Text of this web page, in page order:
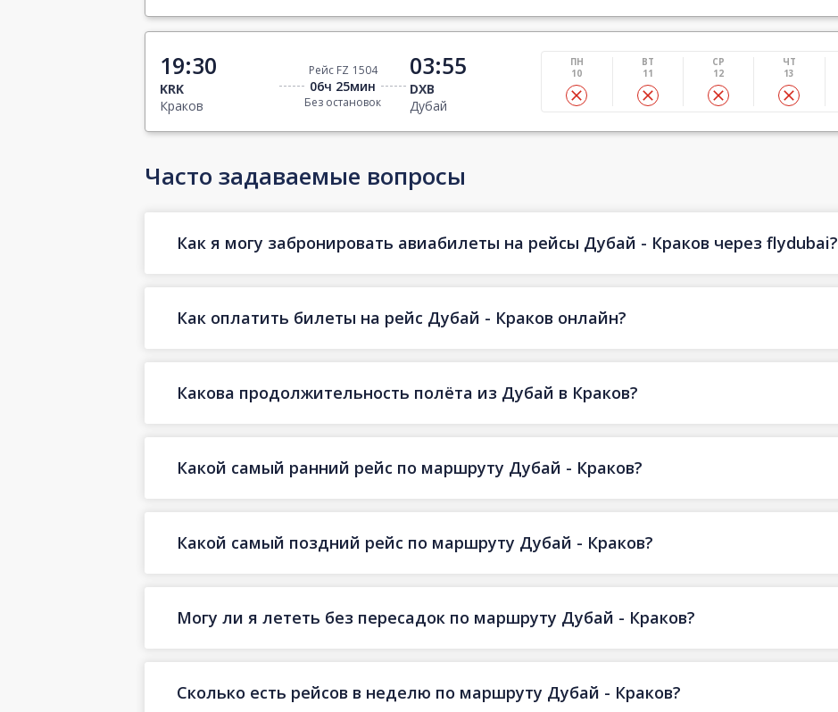
19:30
KRK
Краков
Рейс FZ 1504
06ч 25мин
Без остановок
03:55
DXB
Дубай
ПН
10
ВТ
11
СР
12
ЧТ
13
Часто задаваемые вопросы
Как я могу забронировать авиабилеты на рейсы Дубай - Краков через flydubai?
Как оплатить билеты на рейс Дубай - Краков онлайн?
Какова продолжительность полёта из Дубай в Краков?
Какой самый ранний рейс по маршруту Дубай - Краков?
Какой самый поздний рейс по маршруту Дубай - Краков?
Могу ли я лететь без пересадок по маршруту Дубай - Краков?
Сколько есть рейсов в неделю по маршруту Дубай - Краков?